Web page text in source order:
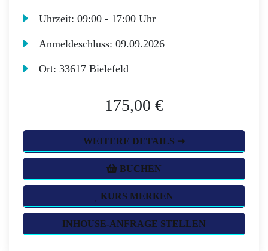
Uhrzeit:09:00 - 17:00 Uhr
Anmeldeschluss:09.09.2026
Ort:33617 Bielefeld
175,00 €
WEITERE DETAILS ➞
BUCHEN
KURS MERKEN
INHOUSE-ANFRAGE STELLEN